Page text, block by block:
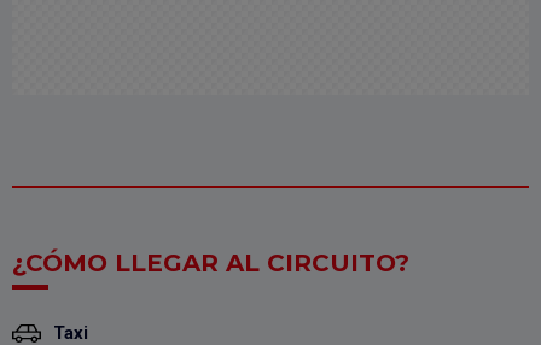
¿CÓMO LLEGAR AL CIRCUITO?
Taxi